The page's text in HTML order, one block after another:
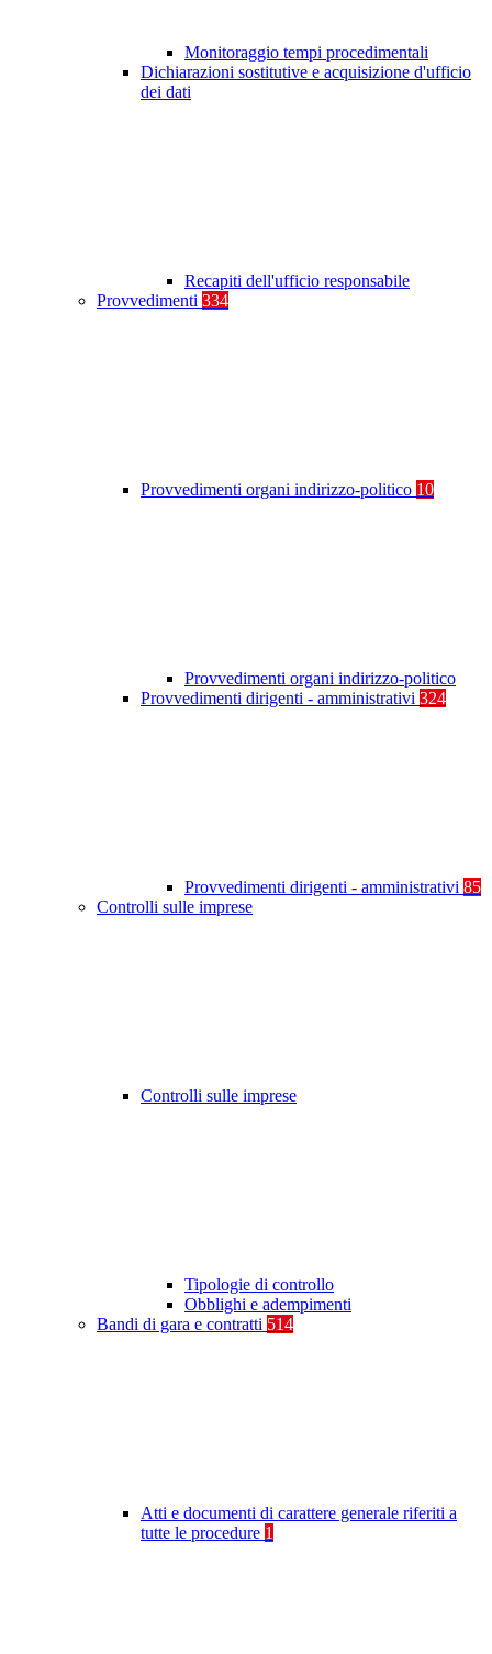
Monitoraggio tempi procedimentali
Dichiarazioni sostitutive e acquisizione d'ufficio
dei dati
Recapiti dell'ufficio responsabile
Provvedimenti 334
Provvedimenti organi indirizzo-politico 10
Provvedimenti organi indirizzo-politico
Provvedimenti dirigenti - amministrativi 324
Provvedimenti dirigenti - amministrativi 85
Controlli sulle imprese
Controlli sulle imprese
Tipologie di controllo
Obblighi e adempimenti
Bandi di gara e contratti 514
Atti e documenti di carattere generale riferiti a
tutte le procedure 1